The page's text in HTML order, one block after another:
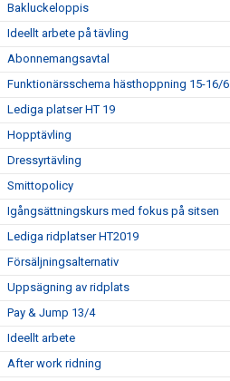
Bakluckeloppis
Ideellt arbete på tävling
Abonnemangsavtal
Funktionärsschema hästhoppning 15-16/6
Lediga platser HT 19
Hopptävling
Dressyrtävling
Smittopolicy
Igångsättningskurs med fokus på sitsen
Lediga ridplatser HT2019
Försäljningsalternativ
Uppsägning av ridplats
Pay & Jump 13/4
Ideellt arbete
After work ridning